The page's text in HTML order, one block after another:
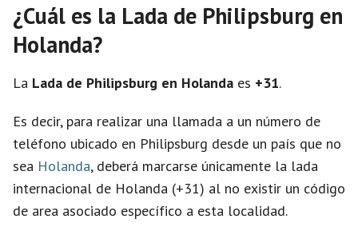
¿Cuál es la Lada de Philipsburg en
Holanda?
La Lada de Philipsburg en Holanda es +31.
Es decir, para realizar una llamada a un número de
teléfono ubicado en Philipsburg desde un país que no
sea Holanda, deberá marcarse únicamente la lada
internacional de Holanda (+31) al no existir un código
de area asociado específico a esta localidad.